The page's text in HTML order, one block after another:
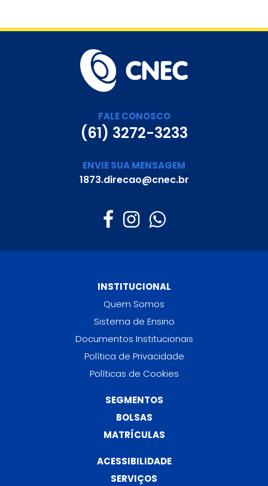
FALE CONOSCO
(61) 3272-3233
ENVIE SUA MENSAGEM
1873.direcao@cnec.br
INSTITUCIONAL
Quem Somos
Sistema de Ensino
Documentos Institucionais
Política de Privacidade
Políticas de Cookies
SEGMENTOS
BOLSAS
MATRÍCULAS
ACESSIBILIDADE
SERVIÇOS